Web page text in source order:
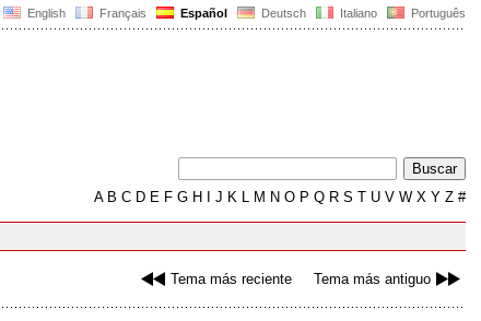
English Français Español Deutsch Italiano Português
AB C D E F G H J K L M N O P Q R S T U V W X Y Z #
Tema más reciente Tema más antiguo